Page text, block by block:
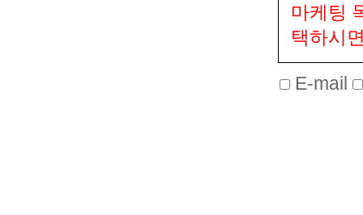
상담 및
· 선택
고지사
마케팅
택하시
E-mail